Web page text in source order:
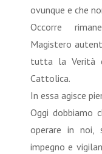
ovunque e che
Occorre
Magistero
tutta la Verità
Cattolica.
In essa agisce
Oggi dobbiamo
operare in noi,
impegno e